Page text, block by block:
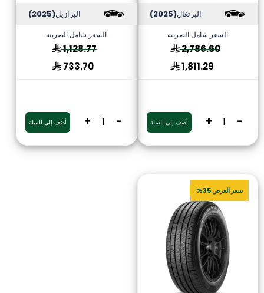
البرتغال(2025)
السعر شامل الضريبة
2,786.60
1,811.29
-
+ أضف إلى السلة
البرازيل(2025)
السعر شامل الضريبة
1,128.77
733.70
-
+ أضف إلى السلة
سعر العرض 35%